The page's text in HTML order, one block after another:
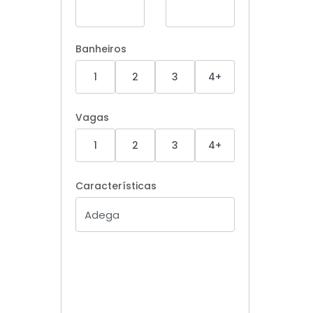
Banheiros
1
2 3 4+
Vagas
1
2 3 4+
Características